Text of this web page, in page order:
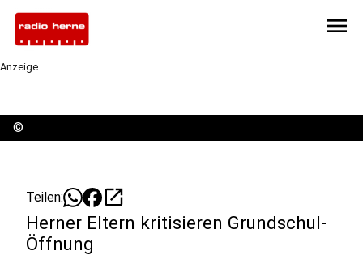
menu
Anzeige
©
Teilen: open_in_new
Herner Eltern kritisieren Grundschul-
Öffnung